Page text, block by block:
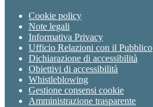
Cookie policy
Note legali
Informativa Privacy
Ufficio Relazioni con il Pubblico
Dichiarazione di accessibilità
Obiettivi di accessibilità
Whistleblowing
Gestione consensi cookie
Amministrazione trasparente